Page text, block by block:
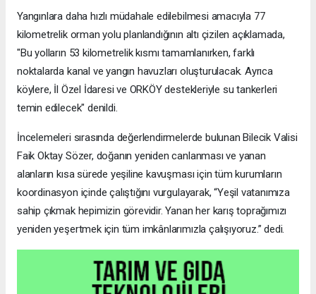
Yangınlara daha hızlı müdahale edilebilmesi amacıyla 77
kilometrelik orman yolu planlandığının altı çizilen açıklamada,
"Bu yolların 53 kilometrelik kısmı tamamlanırken, farklı
noktalarda kanal ve yangın havuzları oluşturulacak. Ayrıca
köylere, İl Özel İdaresi ve ORKÖY destekleriyle su tankerleri
temin edilecek" denildi.
İncelemeleri sırasında değerlendirmelerde bulunan Bilecik Valisi
Faik Oktay Sözer, doğanın yeniden canlanması ve yanan
alanların kısa sürede yeşiline kavuşması için tüm kurumların
koordinasyon içinde çalıştığını vurgulayarak, “Yeşil vatanımıza
sahip çıkmak hepimizin görevidir. Yanan her karış toprağımızı
yeniden yeşertmek için tüm imkânlarımızla çalışıyoruz.” dedi.